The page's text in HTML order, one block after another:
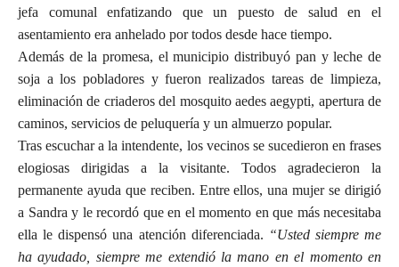
jefa comunal enfatizando que un puesto de salud en el
asentamiento era anhelado por todos desde hace tiempo.
Además de la promesa, el municipio distribuyó pan y leche de
soja a los pobladores y fueron realizados tareas de limpieza,
eliminación de criaderos del mosquito aedes aegypti, apertura de
caminos, servicios de peluquería y un almuerzo popular.
Tras escuchar a la intendente, los vecinos se sucedieron en frases
elogiosas dirigidas a la visitante. Todos agradecieron la
permanente ayuda que reciben. Entre ellos, una mujer se dirigió
a Sandra y le recordó que en el momento en que más necesitaba
ella le dispensó una atención diferenciada. “Usted siempre me
ha ayudado, siempre me extendió la mano en el momento en